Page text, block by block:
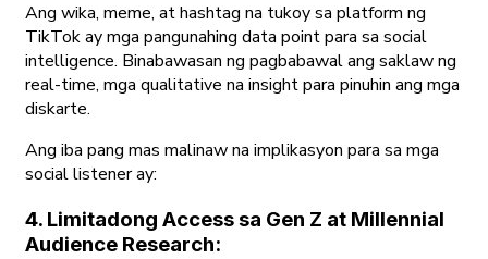
Ang wika, meme, at hashtag na tukoy sa platform ng
TikTok ay mga pangunahing data point para sa social
intelligence. Binabawasan ng pagbabawal ang saklaw ng
real-time, mga qualitative na insight para pinuhin ang mga
diskarte.
Ang iba pang mas malinaw na implikasyon para sa mga
social listener ay:
4. Limitadong Access sa Gen Z at Millennial
Audience Research: